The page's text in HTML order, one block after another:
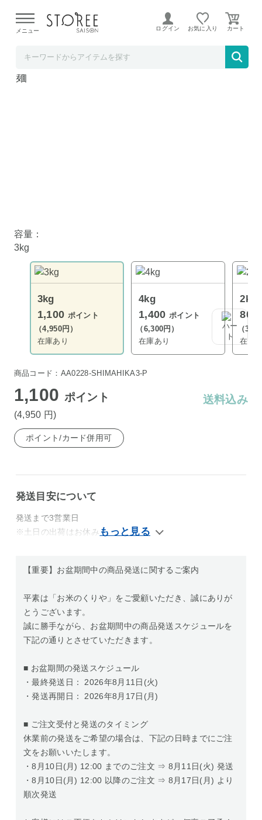
よる配送遅延が発生しております。
メニュー ログイン お気に入り
小豆島そうめん 島の光 黒帯 3kg 日本三大素
麺
容量：
3kg
3kg
1,100 ポイント
（4,950円）
在庫あり
4kg
1,400 ポイント
（6,300円）
在庫あり
2kg
800
（
在庫
商品コード：AA0228-SHIMAHIKA3-P
1,100 ポイント
(4,950 円)
送料込み
ポイント/カード併用可
発送目安について
発送まで3営業日
※土日の出荷はお休み
【重要】お盆期間中の商品発送に関するご案内
平素は「お米のくりや」をご愛顧いただき、誠にありが
とうございます。
誠に勝手ながら、お盆期間中の商品発送スケジュールを
下記の通りとさせていただきます。
■ お盆期間の発送スケジュール
・最終発送日： 2026年8月11日(火)
・発送再開日： 2026年8月17日(月)
■ ご注文受付と発送のタイミング
休業前の発送をご希望の場合は、下記の日時までにご注
文をお願いいたします。
・8月10日(月) 12:00 までのご注文 ⇒ 8月11日(火) 発送
・8月10日(月) 12:00 以降のご注文 ⇒ 8月17日(月) より
順次発送